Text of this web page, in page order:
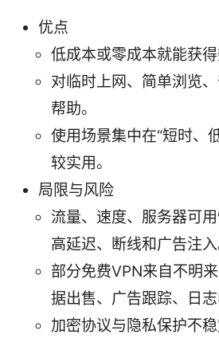
优点
低成本或零成本就能获得
对临时上网、简单浏览
帮助。
使用场景集中在“短时、
较实用。
局限与风险
流量、速度、服务器可
高延迟、断线和广告注入
部分免费VPN来自不明
据出售、广告跟踪、日志
加密协议与隐私保护不